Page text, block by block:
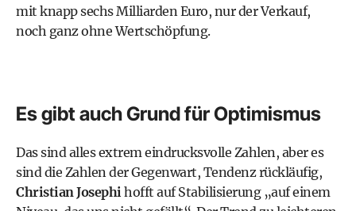
mit knapp sechs Milliarden Euro, nur der Verkauf,
noch ganz ohne Wertschöpfung.
Es gibt auch Grund für Optimismus
Das sind alles extrem eindrucksvolle Zahlen, aber es
sind die Zahlen der Gegenwart, Tendenz rückläufig,
Christian Josephihofft auf Stabilisierung „auf einem